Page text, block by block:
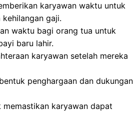
karyawan waktu untuk
gaji.
waktu bagi orang tua untuk
baru lahir.
karyawan setelah mereka
penghargaan dan dukungan
memastikan karyawan dapat